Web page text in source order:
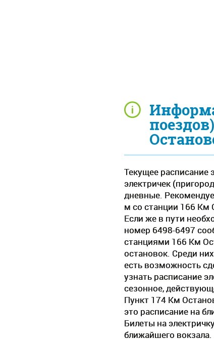
Текущее
электричек
дневные.
м со станции 166 Км
Если же в пути
номер 6498-6497
станциями 166 Км
остановок. Среди
есть возможность
узнать расписание
сезонное,
Пункт 174 Км
это расписание на
Билеты на
ближайшего вокзала.